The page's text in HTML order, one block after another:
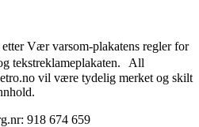
etter Vær varsom-plakatens regler for
tekstreklameplakaten. All
vil være tydelig merket og skilt
918 674 659